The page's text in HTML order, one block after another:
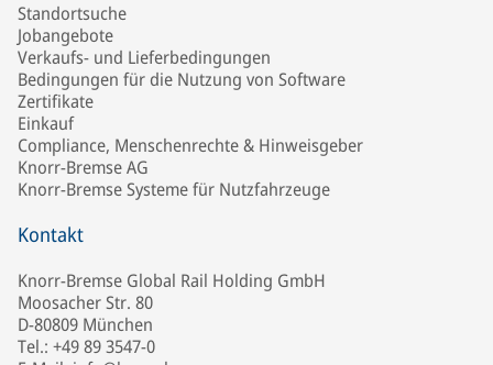
Standortsuche
Jobangebote
Verkaufs- und Lieferbedingungen
Bedingungen für die Nutzung von Software
Zertifikate
Einkauf
Compliance, Menschenrechte & Hinweisgeber
Knorr-Bremse AG
Knorr-Bremse Systeme für Nutzfahrzeuge
Kontakt
Knorr-Bremse Global Rail Holding GmbH
Moosacher Str. 80
D-80809 München
Tel.: +49 89 3547-0